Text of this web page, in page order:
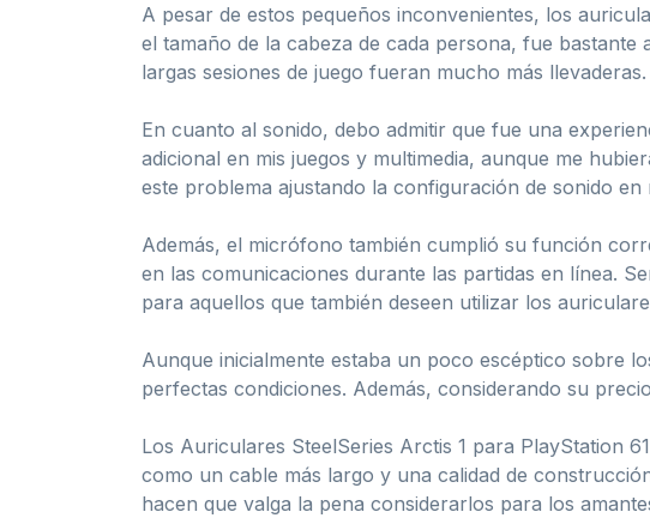
A pesar de estos pequeños inconvenientes, los
el tamaño de la cabeza de cada persona, fue
largas sesiones de juego fueran mucho más llevaderas.
En cuanto al sonido, debo admitir que fue una
adicional en mis juegos y multimedia, aunque me
este problema ajustando la configuración de sonido en
Además, el micrófono también cumplió su función
en las comunicaciones durante las partidas en línea.
para aquellos que también deseen utilizar los
Aunque inicialmente estaba un poco escéptico sobre
perfectas condiciones. Además, considerando su
Los Auriculares SteelSeries Arctis 1 para PlayStation
como un cable más largo y una calidad de
hacen que valga la pena considerarlos para los